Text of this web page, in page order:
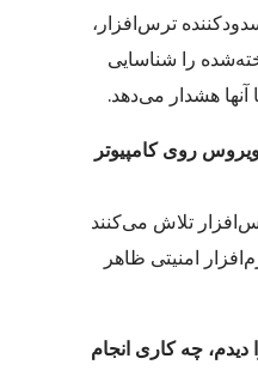
ترس‌افزار،
را شناسایی
آنها هشدار می‌دهد.
روی کامپیوتر
تلاش می‌کنند
امنیتی ظاهر
چه کاری انجام